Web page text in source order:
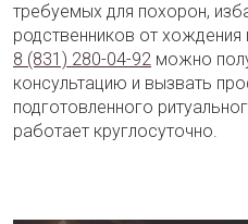
требуемых для похорон,
родственников от хождения
8 (831) 280-04-92 можно
консультацию и вызвать
подготовленного
работает круглосуточно.